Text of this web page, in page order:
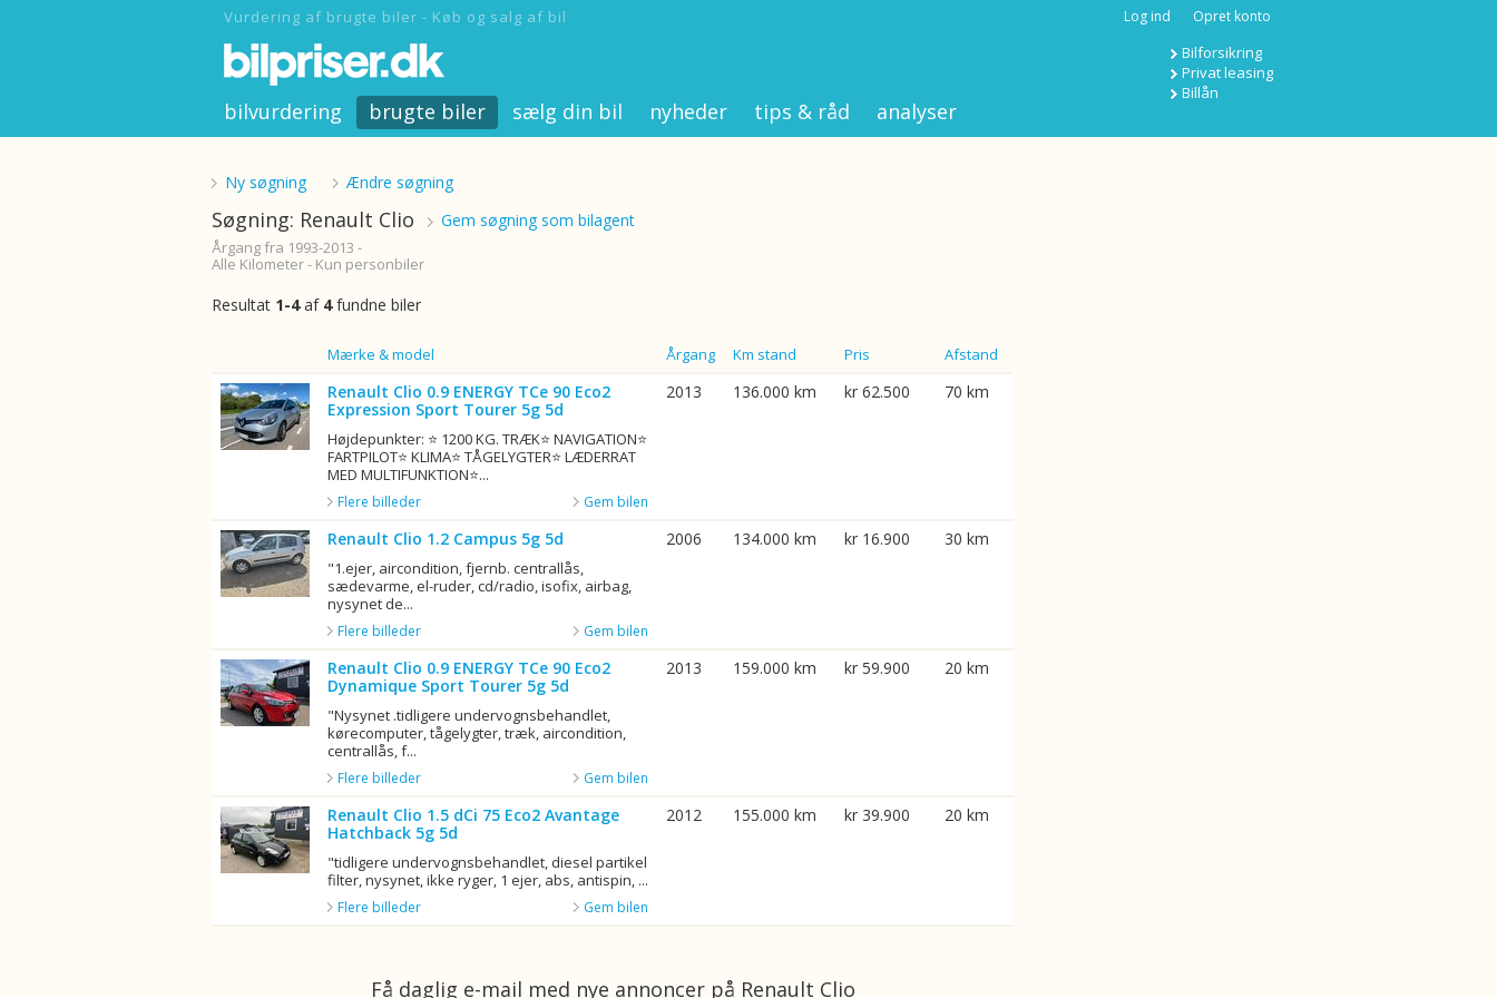
Vurdering af brugte biler - Køb og salg af bil Log ind Opret konto
Bilforsikring
Privat leasing
Billån
bilvurdering brugte biler sælg din bil nyheder tips & råd analyser
Ny søgning Ændre søgning
Søgning: Renault Clio Gem søgning som bilagent
Årgang fra 1993-2013 -
Alle Kilometer - Kun personbiler
Resultat 1-4af 4fundne biler
Mærke & model Årgang Km stand Pris Afstand
Renault Clio 0.9 ENERGY TCe 90 Eco2
Expression Sport Tourer 5g 5d
Højdepunkter: ⭐ 1200 KG. TRÆK⭐ NAVIGATION⭐
FARTPILOT⭐ KLIMA⭐ TÅGELYGTER⭐ LÆDERRAT
MED MULTIFUNKTION⭐...
Gem bilen
Flere billeder
2013 136.000 km kr 62.500 70 km
Renault Clio 1.2 Campus 5g 5d
"1.ejer, aircondition, fjernb. centrallås,
sædevarme, el-ruder, cd/radio, isofix, airbag,
nysynet de...
Gem bilen
Flere billeder
2006 134.000 km kr 16.900 30 km
Renault Clio 0.9 ENERGY TCe 90 Eco2
Dynamique Sport Tourer 5g 5d
"Nysynet .tidligere undervognsbehandlet,
kørecomputer, tågelygter, træk, aircondition,
centrallås, f...
Gem bilen
Flere billeder
2013 159.000 km kr 59.900 20 km
Renault Clio 1.5 dCi 75 Eco2 Avantage
Hatchback 5g 5d
"tidligere undervognsbehandlet, diesel partikel
filter, nysynet, ikke ryger, 1 ejer, abs, antispin, ...
Gem bilen
Flere billeder
2012 155.000 km kr 39.900 20 km
Få daglig e-mail med nye annoncer på Renault Clio